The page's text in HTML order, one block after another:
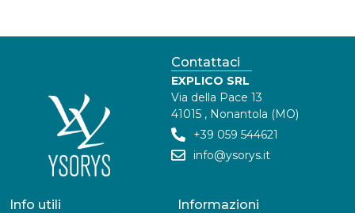
Contattaci
EXPLICO SRL
Via della Pace 13
41015 , Nonantola (MO)
+39 059 544621
info@ysorys.it
Info utili Informazioni